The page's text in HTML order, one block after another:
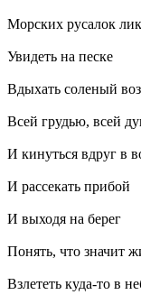
Морских русалок
Увидеть на песке
Вдыхать соленый
Всей грудью, всей
И кинуться вдруг в
И рассекать прибой
И выходя на берег
Понять, что значит
Взлететь куда-то в